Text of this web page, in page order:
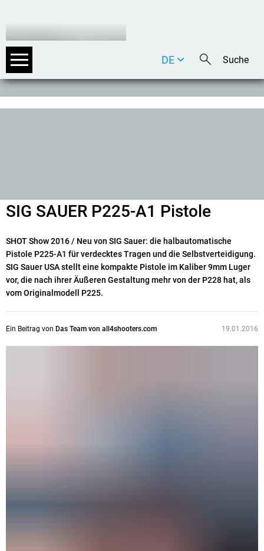
DE
EN
SIG SAUER P225-A1 Pistole
SHOT Show 2016/ Neu von SIG Sauer: die halbautomatische
Pistole P225-A1 für verdecktes Tragen und die Selbstverteidigung.
SIG Sauer USA stellt eine kompakte Pistole im Kaliber 9mm Luger
vor, die nach ihrer Äußeren Gestaltung mehr von der P228 hat, als
vom Originalmodell P225.
Ein Beitrag von Das Team von all4shooters.com 19.01.2016